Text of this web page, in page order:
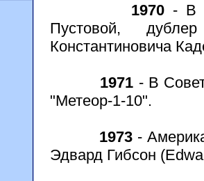
1970 - В
Пустовой,
Константиновича
1971 - В
"Метеор-1-10".
1973-
Эдвард Гибсон